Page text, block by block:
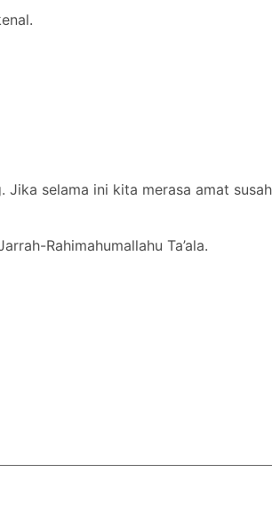
selama ini kita merasa amat
Rahimahumallahu Ta’ala.